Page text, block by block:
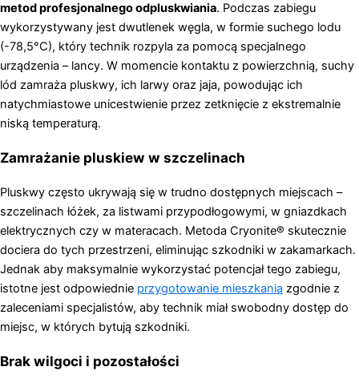
metod profesjonalnego odpluskwiania. Podczas zabiegu
wykorzystywany jest dwutlenek węgla, w formie suchego lodu
(-78,5°C), który technik rozpyla za pomocą specjalnego
urządzenia – lancy. W momencie kontaktu z powierzchnią, suchy
lód zamraża pluskwy, ich larwy oraz jaja, powodując ich
natychmiastowe unicestwienie przez zetknięcie z ekstremalnie
niską temperaturą.
Zamrażanie pluskiew w szczelinach
Pluskwy często ukrywają się w trudno dostępnych miejscach –
szczelinach łóżek, za listwami przypodłogowymi, w gniazdkach
elektrycznych czy w materacach. Metoda Cryonite® skutecznie
dociera do tych przestrzeni, eliminując szkodniki w zakamarkach.
Jednak aby maksymalnie wykorzystać potencjał tego zabiegu,
istotne jest odpowiednie przygotowanie mieszkania zgodnie z
zaleceniami specjalistów, aby technik miał swobodny dostęp do
miejsc, w których bytują szkodniki.
Brak wilgoci i pozostałości